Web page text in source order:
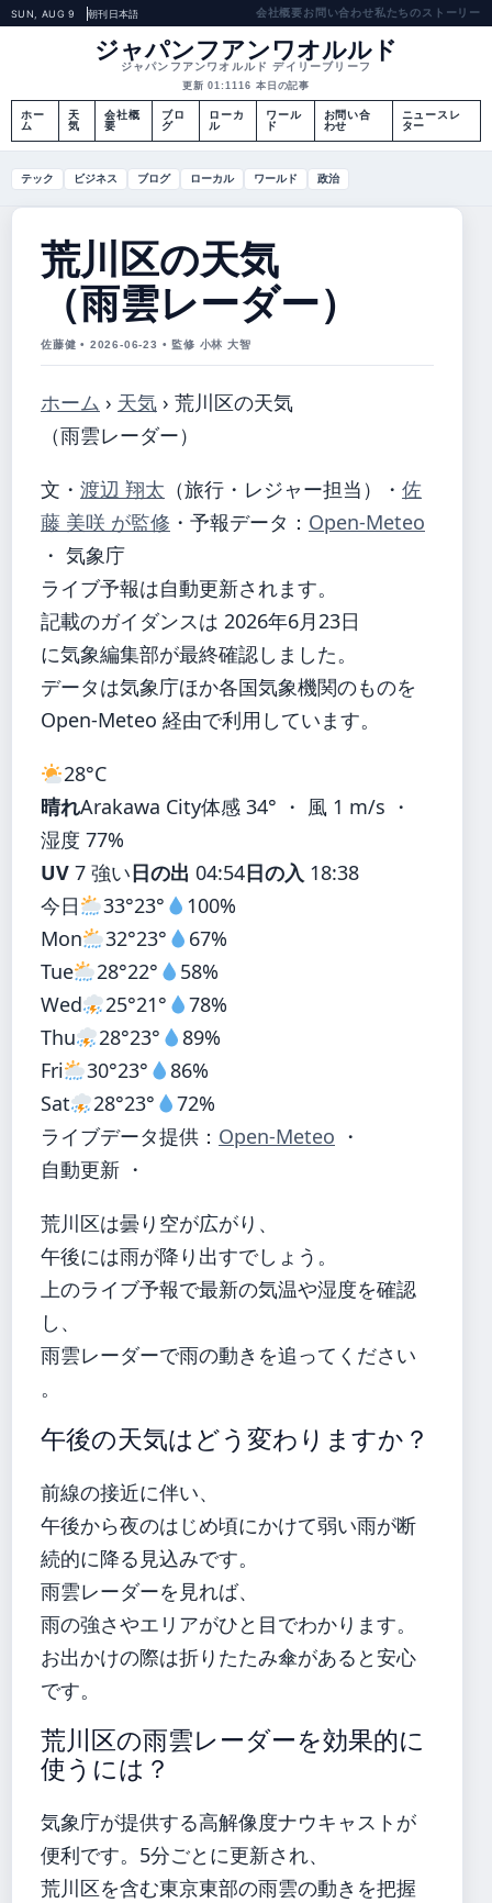
SUN, AUG 9 朝刊日本語 会社概要お問い合わせ私たちのストーリー
ジャパンフアンワオルルド
ジャパンフアンワオルルド デイリーブリーフ
更新 01:1116 本日の記事
ホー
ム
天
気
会社概
要
ブロ
グ
ローカ
ル
ワール
ド
お問い合
わせ
ニュースレ
ター
テック ビジネス ブログ ローカル ワールド 政治
荒川区の天気
（雨雲レーダー）
佐藤健 • 2026-06-23 • 監修 小林 大智
ホーム › 天気 › 荒川区の天気
（雨雲レーダー）
文・ 渡辺 翔太 （旅行・レジャー担当） ・ 佐
藤 美咲 が監修 ・ 予報データ： Open-Meteo
・ 気象庁
ライブ予報は自動更新されます。
記載のガイダンスは 2026年6月23日
に気象編集部が最終確認しました。
データは気象庁ほか各国気象機関のものを
Open-Meteo 経由で利用しています。
28°C
晴れArakawa City体感 34° ・ 風 1 m/s ・
湿度 77%
UV 7 強い日の出 04:54日の入 18:38
今日
33°23°
100%
Mon
32°23°
67%
Tue
28°22°
58%
Wed
25°21°
78%
Thu
28°23°
89%
Fri
30°23°
86%
Sat
28°23°
72%
ライブデータ提供： Open-Meteo ・
自動更新 ・
荒川区は曇り空が広がり、
午後には雨が降り出すでしょう。
上のライブ予報で最新の気温や湿度を確認
し、
雨雲レーダーで雨の動きを追ってください
。
午後の天気はどう変わりますか？
前線の接近に伴い、
午後から夜のはじめ頃にかけて弱い雨が断
続的に降る見込みです。
雨雲レーダーを見れば、
雨の強さやエリアがひと目でわかります。
お出かけの際は折りたたみ傘があると安心
です。
荒川区の雨雲レーダーを効果的に
使うには？
気象庁が提供する高解像度ナウキャストが
便利です。5分ごとに更新され、
荒川区を含む東京東部の雨雲の動きを把握